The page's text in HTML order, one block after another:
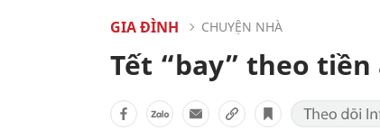
GIA ĐÌNH CHUYỆN NHÀ
Tết “bay” theo